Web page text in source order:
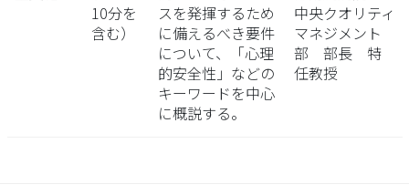
10分を
含む）
スを発揮するため
に備えるべき要件
について、「心理
的安全性」などの
キーワードを中心
に概説する。
中央クオリティ
マネジメント
部 部長 特
任教授